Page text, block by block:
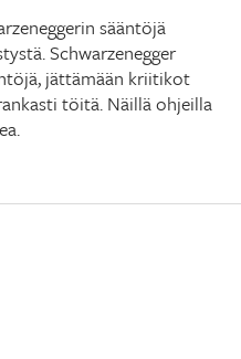
sääntöjä
Schwarzenegger
jättämään kriitikot
töitä. Näillä ohjeilla